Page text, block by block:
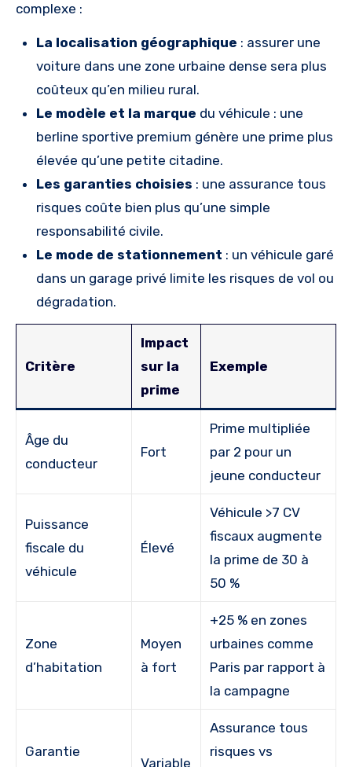
complexe :
La localisation géographique : assurer une
voiture dans une zone urbaine dense sera plus
coûteux qu’en milieu rural.
Le modèle et la marque du véhicule : une
berline sportive premium génère une prime plus
élevée qu’une petite citadine.
Les garanties choisies : une assurance tous
risques coûte bien plus qu’une simple
responsabilité civile.
Le mode de stationnement : un véhicule garé
dans un garage privé limite les risques de vol ou
dégradation.
Critère
Impact
sur la
prime
Exemple
Âge du
conducteur
Fort
Prime multipliée
par 2 pour un
jeune conducteur
Puissance
fiscale du
véhicule
Élevé
Véhicule >7 CV
fiscaux augmente
la prime de 30 à
50 %
Zone
d’habitation
Moyen
à fort
+25 % en zones
urbaines comme
Paris par rapport à
la campagne
Garantie
Variable
Assurance tous
risques vs